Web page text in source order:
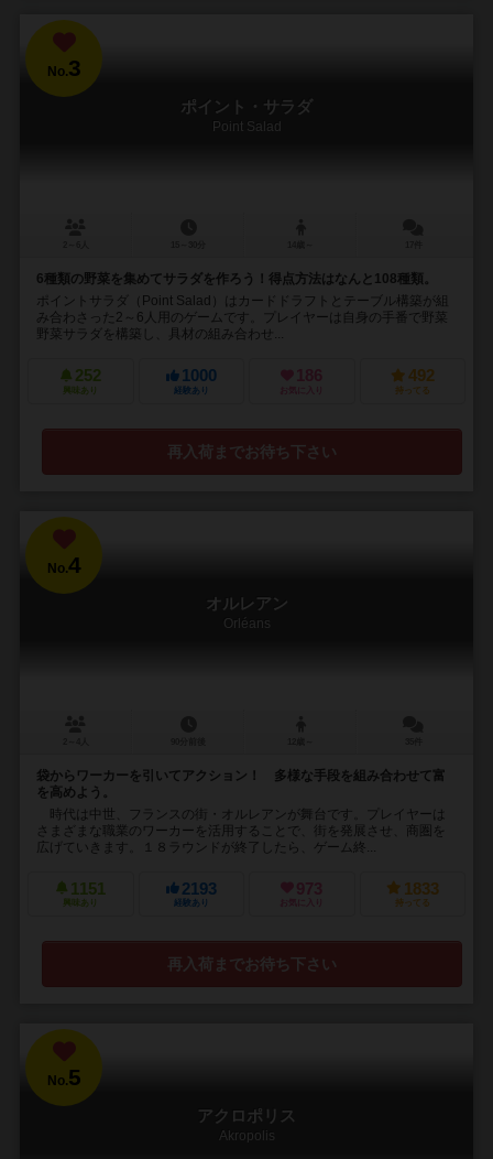
No.3
ポイント・サラダ
Point Salad
6種類の野菜を集めてサラダを作ろう！得点方法はなんと108種類。
ポイントサラダ（Point Salad）はカードドラフトとテーブル構築が組
み合わさった2～6人用のゲームです。プレイヤーは自身の手番で野菜
野菜サラダを構築し、具材の組み合わせ...
252
興味あり
1000
経験あり
186
お気に入り
492
持ってる
再入荷までお待ち下さい
No.4
オルレアン
Orléans
袋からワーカーを引いてアクション！ 多様な手段を組み合わせて富
を高めよう。
時代は中世、フランスの街・オルレアンが舞台です。プレイヤーは
さまざまな職業のワーカーを活用することで、街を発展させ、商圏を
広げていきます。１８ラウンドが終了したら、ゲーム終...
1151
興味あり
2193
経験あり
973
お気に入り
1833
持ってる
再入荷までお待ち下さい
No.5
アクロポリス
Akropolis